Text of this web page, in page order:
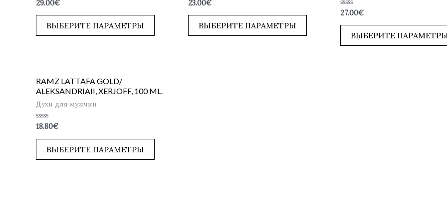
Оценка
из
29.00€
ВЫБЕРИТЕ ПАРАМЕТРЫ
Оценка
из
23.00€
ВЫБЕРИТЕ ПАРАМЕТРЫ
Оценка
из
27.00€
ВЫБЕРИТЕ
RAMZ LATTAFA GOLD/
ALEKSANDRIAII, XERJOFF, 100 ML.
Духи для мужчин
Оценка
из
18.80€
ВЫБЕРИТЕ ПАРАМЕТРЫ